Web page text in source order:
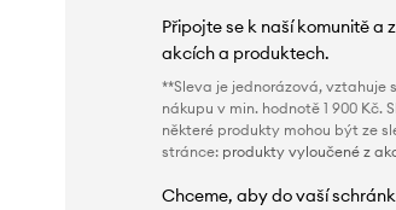
Připojte se k naší komunitě a
akcích a produktech.
**Sleva je jednorázová, vztahuje
nákupu v min. hodnotě 1 900 Kč.
některé produkty mohou být ze
stránce: produkty vyloučené z
Chceme, aby do vaší